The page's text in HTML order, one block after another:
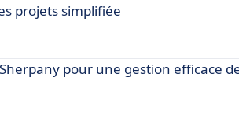
projets simplifiée
pour une gestion efficace